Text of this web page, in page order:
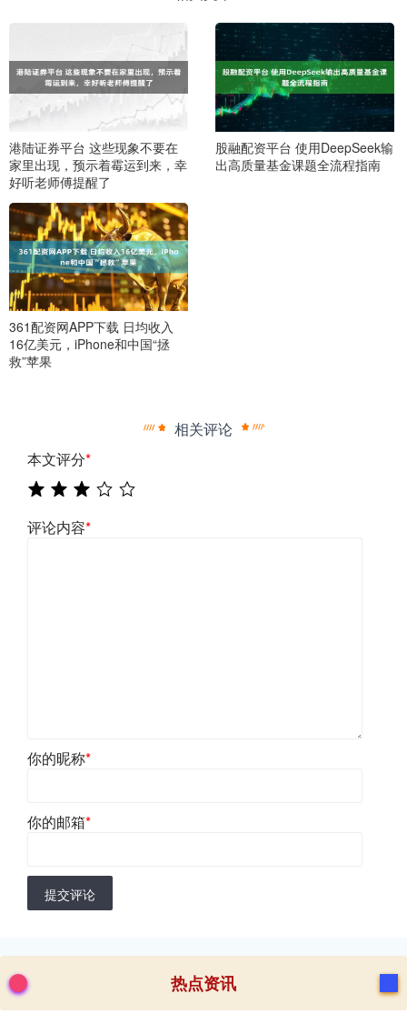
港陆证券平台 这些现象不要在
家里出现，预示着霉运到来，幸
好听老师傅提醒了
股融配资平台 使用DeepSeek输
出高质量基金课题全流程指南
361配资网APP下载 日均收入
16亿美元，iPhone和中国“拯
救”苹果
相关评论
本文评分*
评论内容*
你的昵称*
你的邮箱*
提交评论
热点资讯